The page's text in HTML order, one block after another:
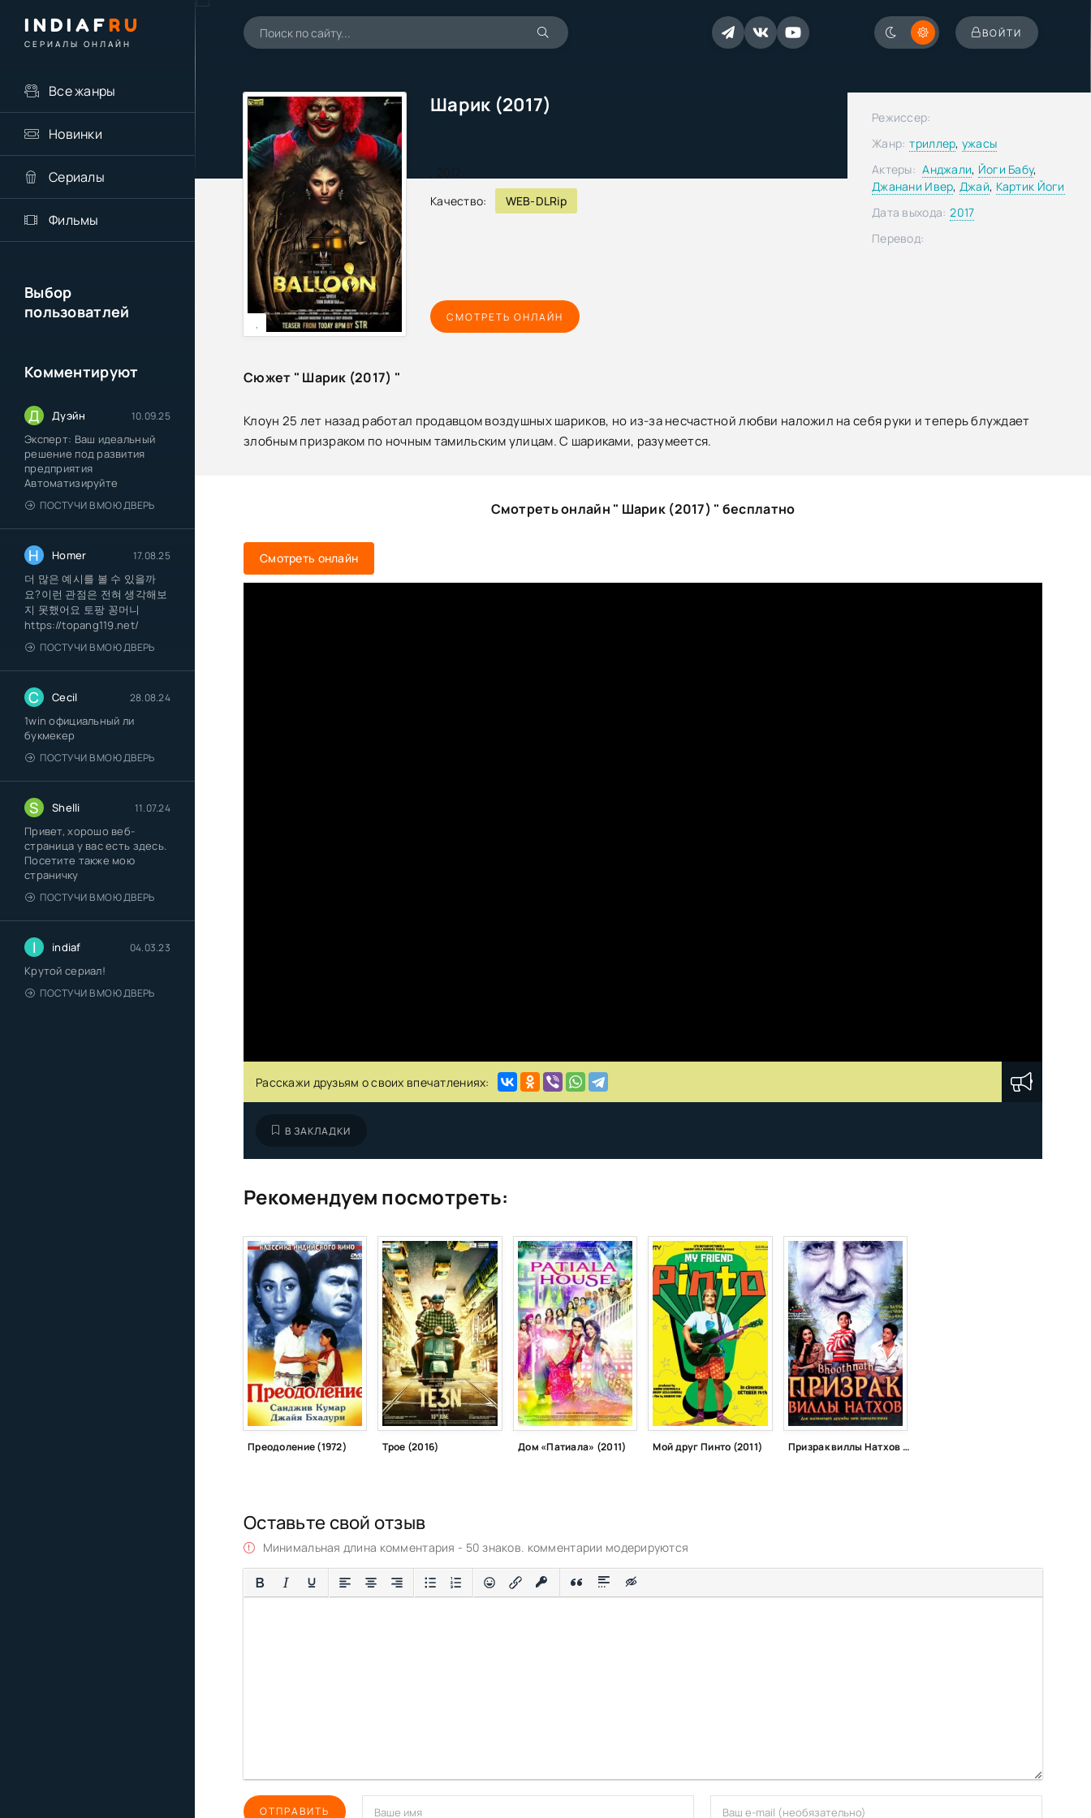
INDIAFRU
СЕРИАЛЫ ОНЛАЙН
ВОЙТИ
Все жанры
Новинки
Сериалы
Фильмы
Выбор
пользоватлей
Комментируют
Д Дуэйн 10.09.25
Эксперт: Ваш идеальный
решение под развития
предприятия
Автоматизируйте
ПОСТУЧИ В МОЮ ДВЕРЬ
H Homer 17.08.25
더 많은 예시를 볼 수 있을까
요?이런 관점은 전혀 생각해보
지 못했어요 토팡 꽁머니
https://topang119.net/
ПОСТУЧИ В МОЮ ДВЕРЬ
C Cecil 28.08.24
1win официальный ли
букмекер
ПОСТУЧИ В МОЮ ДВЕРЬ
S Shelli 11.07.24
Привет, хорошо веб-
страница у вас есть здесь.
Посетите также мою
страничку
ПОСТУЧИ В МОЮ ДВЕРЬ
I indiaf 04.03.23
Крутой сериал!
ПОСТУЧИ В МОЮ ДВЕРЬ
Шарик (2017)
2017
Качество:
WEB-DLRip
,
СМОТРЕТЬ ОНЛАЙН
Режиссер:
Жанр: триллер, ужасы
Актеры: Анджали, Йоги Бабу,
Джанани Ивер, Джай, Картик Йоги
Дата выхода: 2017
Перевод:
Сюжет " Шарик (2017) "
Клоун 25 лет назад работал продавцом воздушных шариков, но из-за несчастной любви наложил на себя руки и теперь блуждает
злобным призраком по ночным тамильским улицам. С шариками, разумеется.
Смотреть онлайн " Шарик (2017) " бесплатно
Смотреть онлайн
Расскажи друзьям о своих впечатлениях:
В ЗАКЛАДКИ
Рекомендуем посмотреть:
Преодоление (1972) Трое (2016) Дом «Патиала» (2011) Мой друг Пинто (2011) Призрак виллы Натхов (2008)
Оставьте свой отзыв
Минимальная длина комментария - 50 знаков. комментарии модерируются
ОТПРАВИТЬ